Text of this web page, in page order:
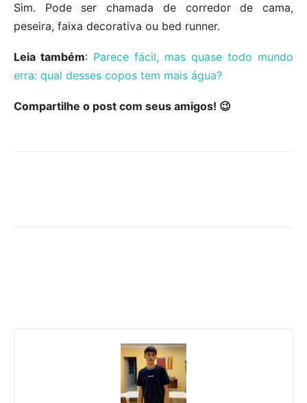
Sim. Pode ser chamada de corredor de cama,
peseira, faixa decorativa ou bed runner.
Leia também: Parece fácil, mas quase todo mundo
erra: qual desses copos tem mais água?
Compartilhe o post com seus amigos! 😉